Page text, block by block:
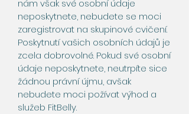
nám však své osobní údaje
neposkytnete, nebudete se moci
zaregistrovat na skupinové cvičení.
Poskytnutí vašich osobních údajů je
zcela dobrovolné. Pokud své osobní
údaje neposkytnete, neutrpíte sice
žádnou právní újmu, avšak
nebudete moci požívat výhod a
služeb FitBelly.